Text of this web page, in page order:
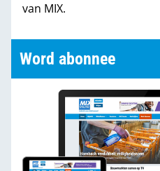
van MIX.
Word abonnee